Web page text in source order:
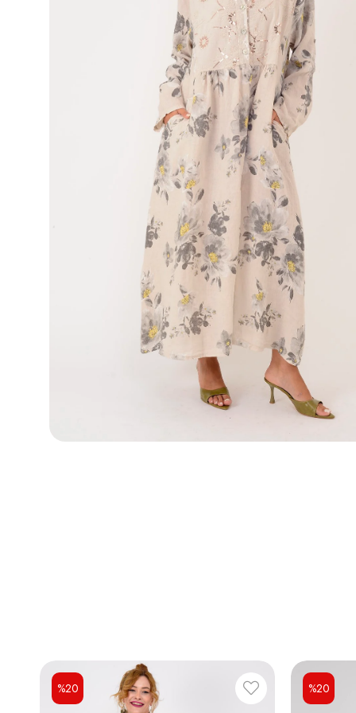
%20 %20